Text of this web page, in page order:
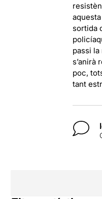
sortida
passi
s’anirà
poc,
tant